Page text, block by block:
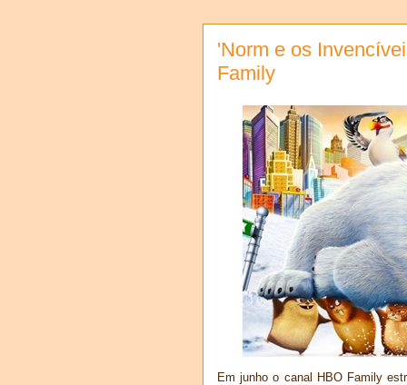
'Norm e os
Family
Em junho o canal HBO Family